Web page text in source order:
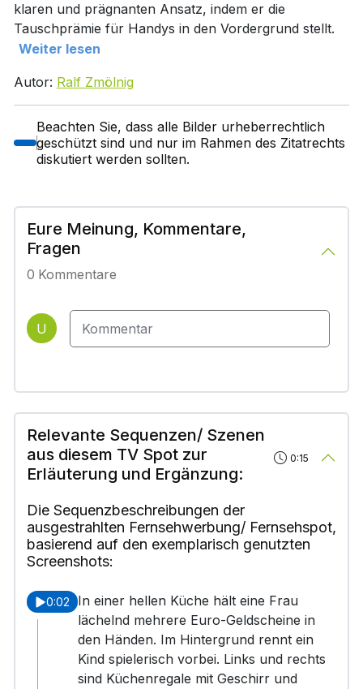
klaren und prägnanten Ansatz, indem er die
Tauschprämie für Handys in den Vordergrund stellt.
Weiter lesen
Autor: Ralf Zmölnig
Beachten Sie, dass alle Bilder urheberrechtlich
geschützt sind und nur im Rahmen des Zitatrechts
diskutiert werden sollten.
Eure Meinung, Kommentare,
Fragen
0 Kommentare
U
Relevante Sequenzen/ Szenen
aus diesem TV Spot zur
Erläuterung und Ergänzung:
0:15
Die Sequenzbeschreibungen der
ausgestrahlten Fernsehwerbung/ Fernsehspot,
basierend auf den exemplarisch genutzten
Screenshots:
0:02
In einer hellen Küche hält eine Frau
lächelnd mehrere Euro-Geldscheine in
den Händen. Im Hintergrund rennt ein
Kind spielerisch vorbei. Links und rechts
sind Küchenregale mit Geschirr und